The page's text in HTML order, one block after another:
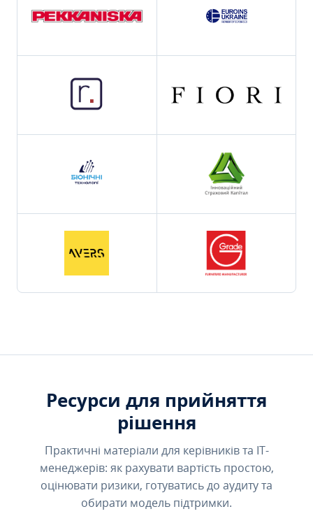
Ресурси для прийняття
рішення
Практичні матеріали для керівників та IT-
менеджерів: як рахувати вартість простою,
оцінювати ризики, готуватись до аудиту та
обирати модель підтримки.